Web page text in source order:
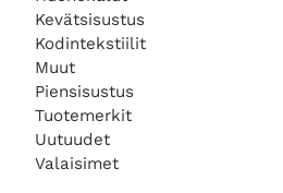
Kevätsisustus
Kodintekstiilit
Muut
Piensisustus
Tuotemerkit
Uutuudet
Valaisimet